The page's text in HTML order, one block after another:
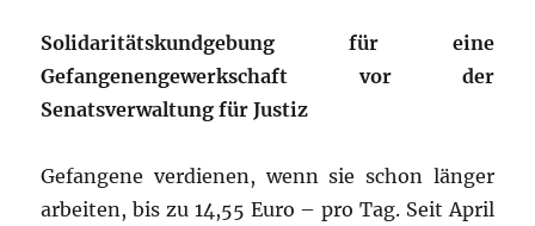
Solidaritätskundgebung für eine
Gefangenengewerkschaft vor der
Senatsverwaltung für Justiz
Gefangene verdienen, wenn sie schon länger
arbeiten, bis zu 14,55 Euro – pro Tag. Seit April